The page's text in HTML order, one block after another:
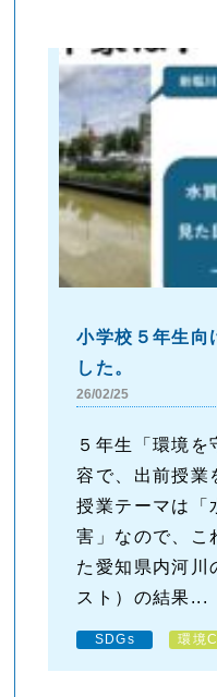
小学校５年生向
した。
26/02/25
５年生「環境を
容で、出前授業
授業テーマは「
害」なので、こ
た愛知県内河川
スト）の結果...
SDGs 環境